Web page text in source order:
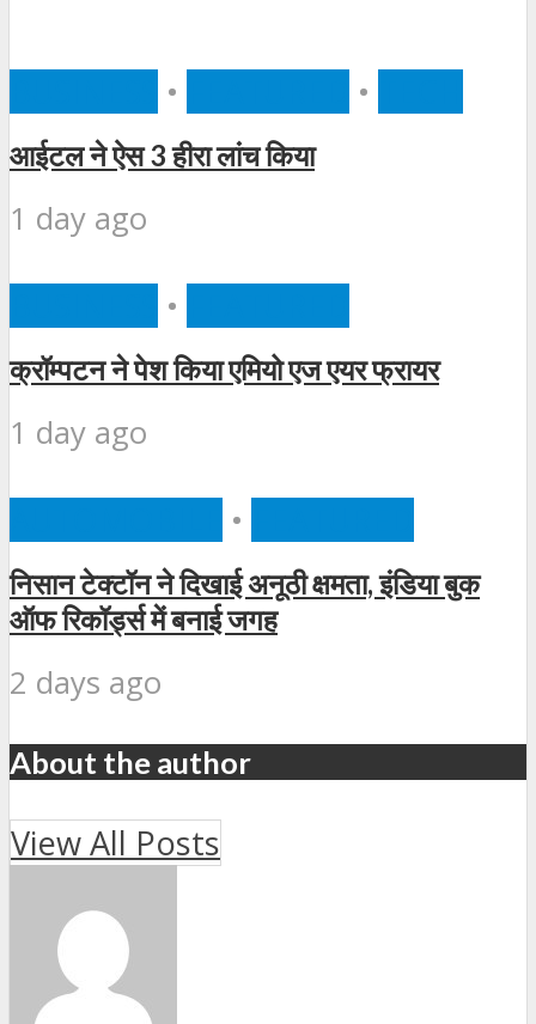
• •
आईटल ने ऐस 3 हीरा लांच किया
1 day ago
•
क्रॉम्पटन ने पेश किया एमियो एज एयर फ्रायर
1 day ago
•
निसान टेक्टॉन ने दिखाई अनूठी क्षमता, इंडिया बुक
ऑफ रिकॉर्ड्स में बनाई जगह
2 days ago
About the author
View All Posts